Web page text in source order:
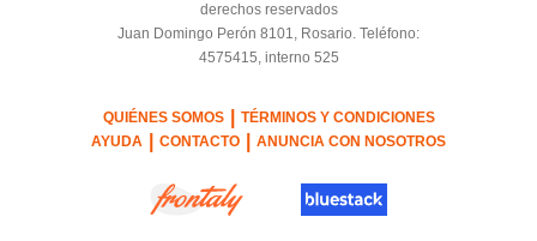
derechos reservados
Juan Domingo Perón 8101, Rosario. Teléfono:
4575415, interno 525
QUIÉNES SOMOS
TÉRMINOS Y CONDICIONES
AYUDA
CONTACTO ANUNCIA CON NOSOTROS